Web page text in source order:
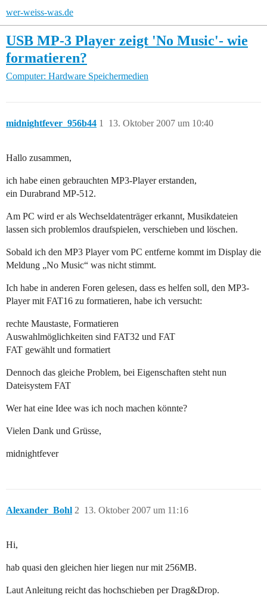
wer-weiss-was.de
USB MP-3 Player zeigt 'No Music'- wie
formatieren?
Computer: Hardware Speichermedien
midnightfever_956b44 13. Oktober 2007 um 10:40
1
Hallo zusammen,
ich habe einen gebrauchten MP3-Player erstanden,
ein Durabrand MP-512.
Am PC wird er als Wechseldatenträger erkannt, Musikdateien
lassen sich problemlos draufspielen, verschieben und löschen.
Sobald ich den MP3 Player vom PC entferne kommt im Display die
Meldung „No Music“ was nicht stimmt.
Ich habe in anderen Foren gelesen, dass es helfen soll, den MP3-
Player mit FAT16 zu formatieren, habe ich versucht:
rechte Maustaste, Formatieren
Auswahlmöglichkeiten sind FAT32 und FAT
FAT gewählt und formatiert
Dennoch das gleiche Problem, bei Eigenschaften steht nun
Dateisystem FAT
Wer hat eine Idee was ich noch machen könnte?
Vielen Dank und Grüsse,
midnightfever
Alexander_Bohl 13. Oktober 2007 um 11:16
2
Hi,
hab quasi den gleichen hier liegen nur mit 256MB.
Laut Anleitung reicht das hochschieben per Drag&Drop.